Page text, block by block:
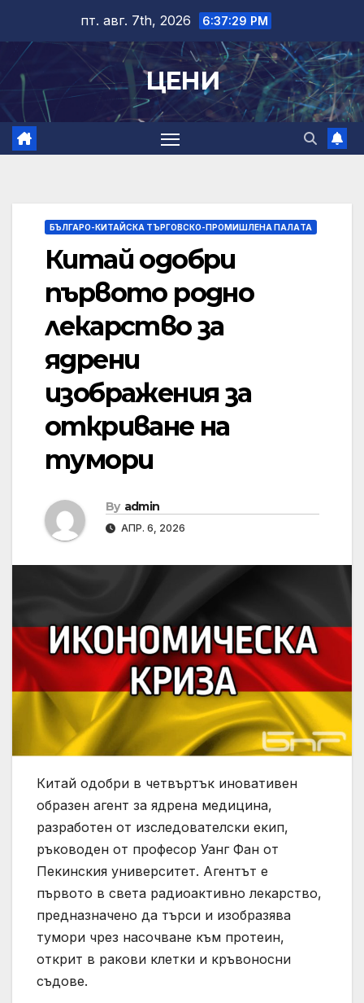
content
пт. авг. 7th, 2026 6:37:30 PM
ЦЕНИ
БЪЛГАРО-КИТАЙСКА ТЪРГОВСКО-ПРОМИШЛЕНА ПАЛAТА
Китай одобри
първото родно
лекарство за
ядрени
изображения за
откриване на
тумори
By admin
АПР. 6, 2026
Китай одобри в четвъртък иновативен
образен агент за ядрена медицина,
разработен от изследователски екип,
ръководен от професор Уанг Фан от
Пекинския университет. Агентът е
първото в света радиоактивно лекарство,
предназначено да търси и изобразява
тумори чрез насочване към протеин,
открит в ракови клетки и кръвоносни
съдове.